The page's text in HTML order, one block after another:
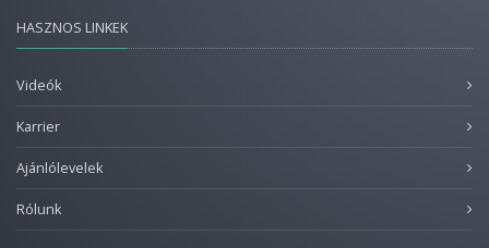
HASZNOS LINKEK
Videók
Karrier
Ajánlólevelek
Rólunk